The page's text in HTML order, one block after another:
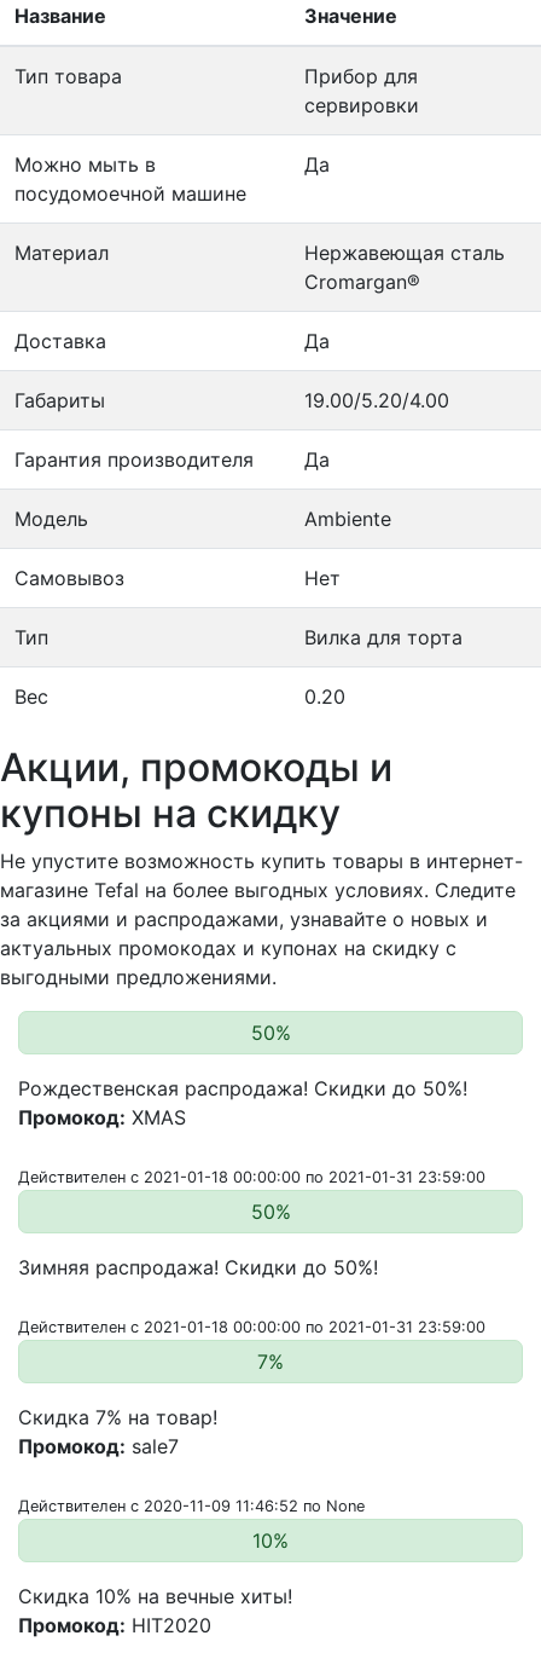
Название Значение
Тип товара
Прибор для
сервировки
Можно мыть в
посудомоечной машине
Да
Материал
Нержавеющая сталь
Cromargan®
Доставка Да
Габариты 19.00/5.20/4.00
Гарантия производителя Да
Модель Ambiente
Самовывоз Нет
Тип Вилка для торта
Вес 0.20
Акции, промокоды и
купоны на скидку
Не упустите возможность купить товары в интернет-
магазине Tefal на более выгодных условиях. Следите
за акциями и распродажами, узнавайте о новых и
актуальных промокодах и купонах на скидку с
выгодными предложениями.
50%
Рождественская распродажа! Скидки до 50%!
Промокод: XMAS
Действителен с 2021-01-18 00:00:00 по 2021-01-31 23:59:00
50%
Зимняя распродажа! Скидки до 50%!
Действителен с 2021-01-18 00:00:00 по 2021-01-31 23:59:00
7%
Скидка 7% на товар!
Промокод: sale7
Действителен с 2020-11-09 11:46:52 по None
10%
Скидка 10% на вечные хиты!
Промокод: HIT2020